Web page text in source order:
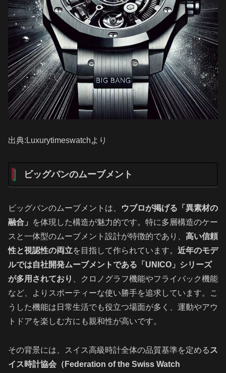
出典:Luxurytimeswatchより
ビッグバンのムーブメント
ビッグバンのムーブメントは、
ウブロが掲げる「異素材の
融合」
を体現した構造が魅力的です。特に多層構造のケー
スと一体型のムーブメント設計が特徴的であり、 高い信頼
性と視認性の両立を目指して作られています。 近年のモデ
ルでは自社開発ムーブメントである「UNICO」シリーズ
が多用されており
、クロノグラフ機能やフライバック機能
など、よりスポーティーな使い勝手を追求しています。こ
うした機能は日常生活でも役立つ場面が多く、運動やアウ
トドアを楽しむ方にも親和性が高いです。
その背景には、スイス高級時計全体の品質基準を定める ス
イス時計協会（Federation of the Swiss Watch